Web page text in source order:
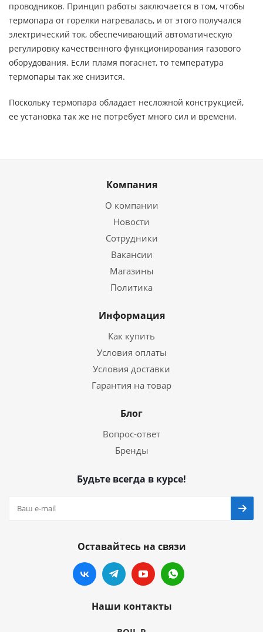
проводников. Принцип работы заключается в том, чтобы
термопара от горелки нагревалась, и от этого получался
электрический ток, обеспечивающий автоматическую
регулировку качественного функционирования газового
оборудования. Если пламя погаснет, то температура
термопары так же снизится.
Поскольку термопара обладает несложной конструкцией,
ее установка так же не потребует много сил и времени.
Компания
О компании
Новости
Сотрудники
Вакансии
Магазины
Политика
Информация
Как купить
Условия оплаты
Условия доставки
Гарантия на товар
Блог
Вопрос-ответ
Бренды
Будьте всегда в курсе!
Оставайтесь на связи
Наши контакты